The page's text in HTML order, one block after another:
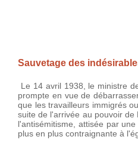
Sauvetage des
Le 14 avril 1938, le ministre
prompte en vue de
que les travailleurs immigrés
suite de l'arrivée au pouvoir
l'antisémitisme, attisée par
plus en plus contraignante à